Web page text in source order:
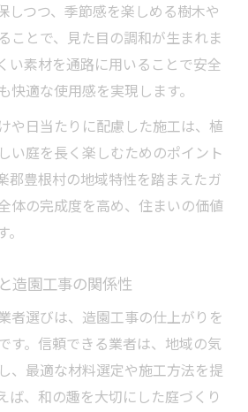
しつつ、季節感を楽しめる樹木や
ことで、見た目の調和が生まれま
い素材を通路に用いることで安全
快適な使用感を実現します。
や日当たりに配慮した施工は、植
い庭を長く楽しむためのポイント
郡豊根村の地域特性を踏まえたガ
体の完成度を高め、住まいの価値
造園工事の関係性
者選びは、造園工事の仕上がりを
す。信頼できる業者は、地域の気
、最適な材料選定や施工方法を提
ば、和の趣を大切にした庭づくり